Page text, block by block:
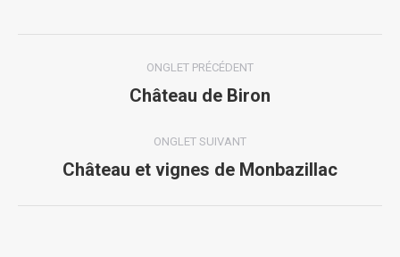
commentaire
ONGLET PRÉCÉDENT
Onglet
Château de Biron
ONGLET SUIVANT
Onglet
Château et vignes de Monbazillac